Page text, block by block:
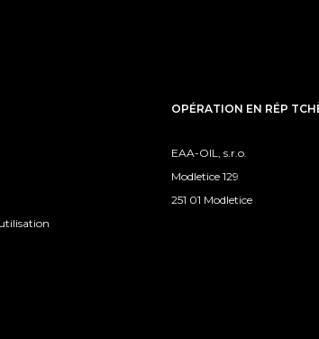
OPÉRATION EN RÉP
EAA-OIL, s.r.o.
Modletice 129
251 01 Modletice